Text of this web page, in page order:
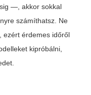
—, akkor sokkal
számíthatsz. Ne
ezért érdemes időről
kipróbálni,